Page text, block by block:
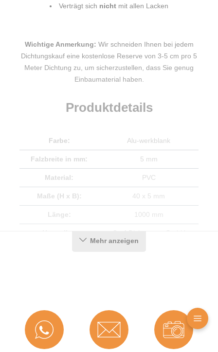
Verträgt sich nicht mit allen Lacken
Wichtige Anmerkung: Wir schneiden Ihnen bei jedem
Dichtungskauf eine kostenlose Reserve von 3-5 cm pro 5
Meter Dichtung zu, um sicherzustellen, dass Sie genug
Einbaumaterial haben.
Produktdetails
Farbe: Alu-werkblank
Falzbreite in mm: 5 mm
Material: PVC
Maße (H x B): 40 x 5 mm
Länge: 1000 mm
Hersteller: Graf-Dichtungen GmbH
GPSR Produktsicherheitsverordnung)
Graf-Dichtungen GmbH
Franz-Josef-Delonge Straße 12-14
81249 München, Deutschland
Mehr anzeigen